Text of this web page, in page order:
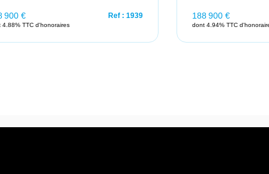
900 €
4.88% TTC d'honoraires
Ref : 1939 188 900 €
dont 4.94% TTC